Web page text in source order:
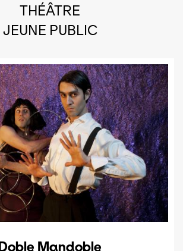
THÉÂTRE
JEUNE PUBLIC
Doble Mandoble